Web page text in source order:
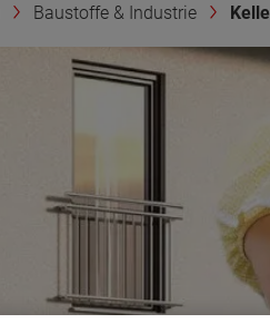
Baustoffe & Industrie